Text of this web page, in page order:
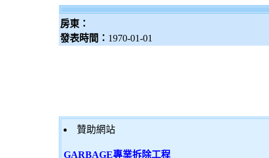
房東：
發表時間： 1970-01-01
贊助網站
GARBAGE專業拆除工程